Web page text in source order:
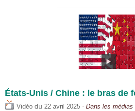
États-Unis / Chine : le bras de
Vidéo du 22 avril 2025 - Dans les médias